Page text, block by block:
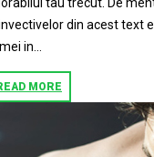
tau trecut. De
din acest text
in...
MORE